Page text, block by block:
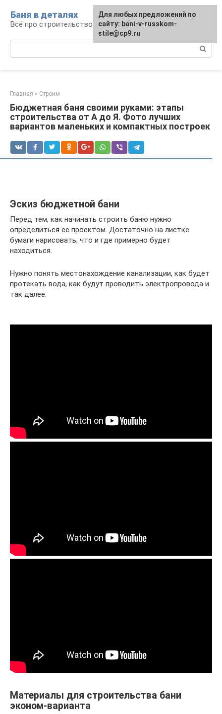
контенту
Баня в деталях
Всё про строительство и эксплуатацию бань
Главная » Строим
Бюджетная баня своими руками: этапы
строительства от А до Я. Фото лучших
вариантов маленьких и компактных построек
Эскиз бюджетной бани
Перед тем, как начинать строить баню нужно
определиться ее проектом. Достаточно на листке
бумаги нарисовать, что и где примерно будет
находиться.
Нужно понять местонахождение канализации, как будет
протекать вода, как будут проводить электропровода и
так далее.
Материалы для строительства бани
эконом-варианта
Для любых предложений по
сайту: bani-v-russkom-
stile@cp9.ru